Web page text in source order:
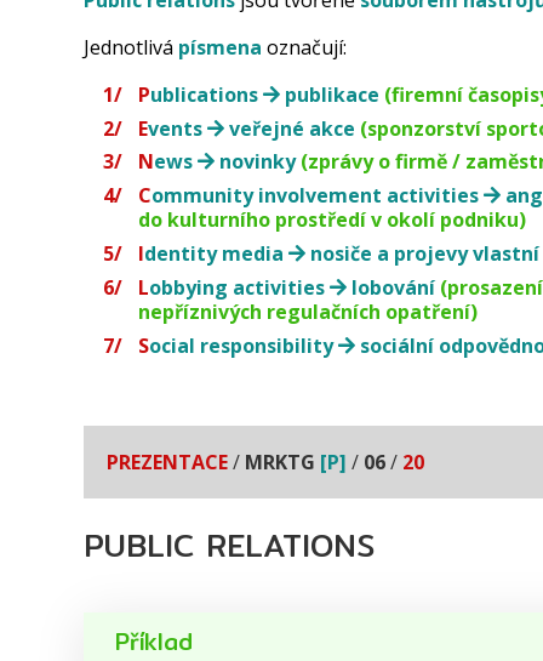
Jednotlivá písmena označují:
Publications publikace (firemní
Events veřejné akce (sponzorství
News novinky (zprávy o firmě /
Community involvement activities
do kulturního prostředí v okolí podniku)
Identity media
nosiče a projevy
Lobbying activities lobování
nepříznivých regulačních opatření)
Social responsibility sociální
PREZENTACE/ MRKTG [P] / 06/ 20
PUBLIC RELATIONS
Příklad